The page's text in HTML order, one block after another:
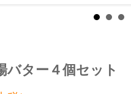
バター４個セット